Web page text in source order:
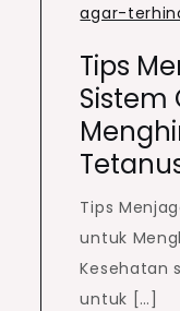
agar-
Tips
Sistem
Tips
untuk
Kesehatan
untuk […]